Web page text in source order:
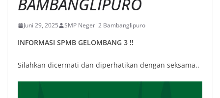
Juni 29, 2025 SMP Negeri 2 Bambanglipuro
INFORMASI SPMB GELOMBANG 3 !!
Silahkan dicermati dan diperhatikan dengan seksama..